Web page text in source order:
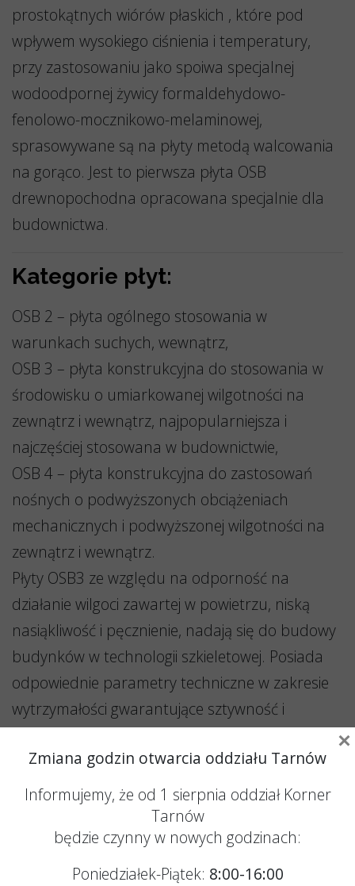
prostokątnych wiórów płaskich , które pod
wpływem wysokiego ciśnienia i temperatury,
przy zastosowaniu jako spoiwa specjalnej
wodoodpornej żywicy formaldehydowo-
fenolowo-mocznikowo-melaminowej,
sprasowywane są na płyty metodą walcowania
na gorąco. Jest to pierwsza płyta OSB
drewnopochodna opracowana specjalnie dla
budownictwa.
Kategorie płyt:
OSB 2 – płyta ogólnego stosowania w
warunkach suchych, wewnątrz,
OSB 3 – płyta konstrukcyjna do stosowania w
środowisku o umiarkowanej wilgotności na
zewnątrz i wewnątrz, najpopularniejsza i
najczęściej stosowana w budownictwie,
OSB 4 – płyta konstrukcyjna do zastosowań
nośnych o podwyższonych obciążeniach
mechanicznych i podwyższonej wilgotności na
zewnątrz i wewnątrz.
Płyty OSB3 ze względu na odporność na
działanie wilgoci zawartej w powietrzu, niską
nasiąkliwość i pęcznienie, nadają się do budowy
budynków w technologii szkieletowej. Posiada
odpowiednie parametry techniczne w zakresie
wytrzymałości gwarantujące sztywność i
wytrzymałość konstrukcji budynku. Obszar
zastosowań:
-ściany zewnętrzne
-podłogi
-pokrycia dachów
Zmiana godzin otwarcia oddziału Tarnów
Informujemy, że od 1 sierpnia oddział Korner
Tarnów
będzie czynny w nowych godzinach:
Poniedziałek-Piątek: 8:00-16:00
×